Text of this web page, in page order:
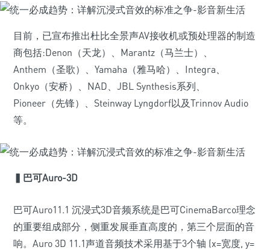
目前，已宣布推出杜比全景声AV接收机或预处理器的制造
商包括:Denon（天龙）、Marantz（马兰士）、
Anthem（圣歌）、Yamaha（雅马哈）、Integra、
Onkyo（安桥）、NAD、JBL Synthesis系列、
Pioneer（先锋）、Steinway Lyngdorf以及Trinnov Audio
等。
▍巴可Auro-3D
巴可Auro11.1 沉浸式3D音频系统是巴可CinemaBarco理念
的重要组成部分，侧重发展垂直高度的，第三个层面的音
响。Auro 3D 11.1声道音频技术采用基于3个轴 (x=宽度, y=